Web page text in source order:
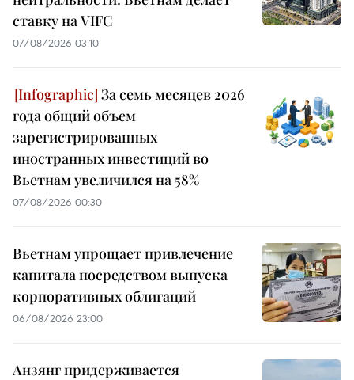
ставку на VIFC
07/08/2026 03:10
За семь месяцев 2026
года общий объем
зарегистрированных
иностранных инвестиций во
Вьетнам увеличился на 58%
07/08/2026 00:30
Вьетнам упрощает привлечение
капитала посредством выпуска
корпоративных облигаций
06/08/2026 23:00
Анзянг придерживается